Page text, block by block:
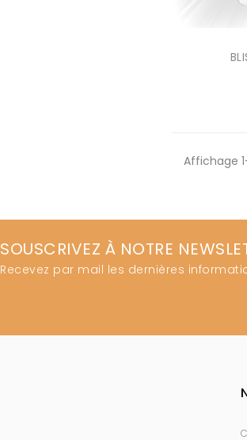
Affichage
SOUSCRIVEZ À NOTRE
Recevez par mail les dernières